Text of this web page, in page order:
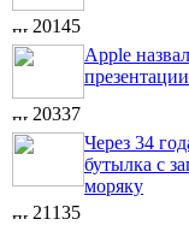
20145
Apple
презентации
20337
Через 34
бутылка с
моряку
21135